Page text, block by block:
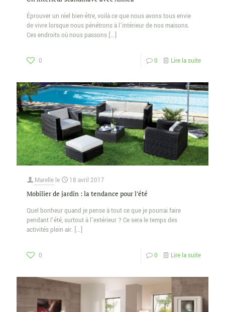
Éprouver un réel bien-être, voilà ce que nous avons tous envie
de vivre lorsque nous pénétrons à l’intérieur de nos maisons.
Ces endroits où nous passons […]
0 0 Lire la suite
Marelle le 18 avril 2017
Mobilier de jardin : la tendance pour l’été
Quel bonheur quand je pense à tout ce que je pourrai faire
pendant l’été, surtout à l’extérieur ? Ce sera le temps des
activités plein air. […]
0 0 Lire la suite